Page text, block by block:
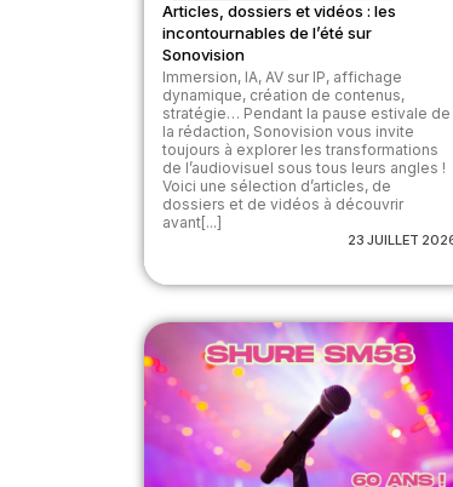
Articles, dossiers et vidéos : les
incontournables de l’été sur
Sonovision
Immersion, IA, AV sur IP, affichage
dynamique, création de contenus,
stratégie… Pendant la pause estivale de
la rédaction, Sonovision vous invite
toujours à explorer les transformations
de l’audiovisuel sous tous leurs angles !
Voici une sélection d’articles, de
dossiers et de vidéos à découvrir
avant[...]
23 JUILLET